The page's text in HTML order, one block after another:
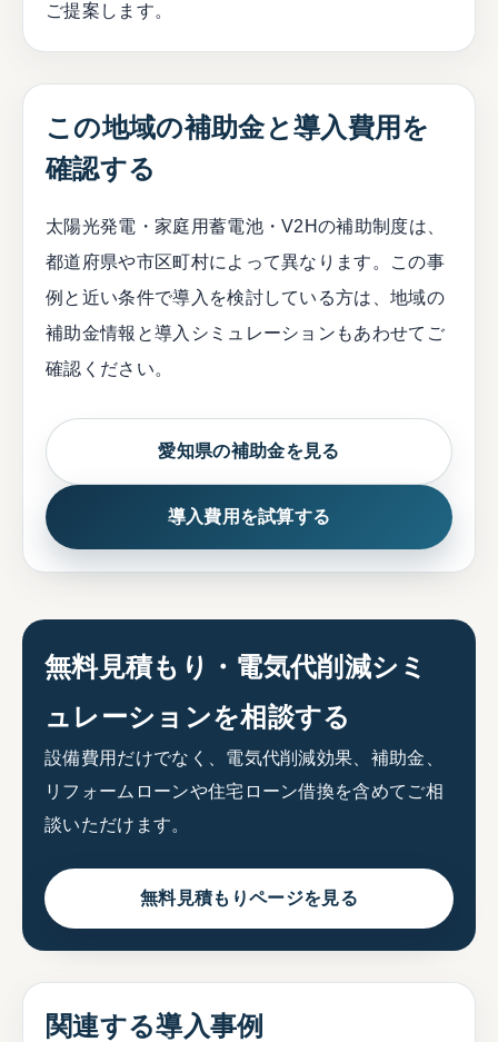
ご提案します。
この地域の補助金と導入費用を
確認する
太陽光発電・家庭用蓄電池・V2Hの補助制度は、
都道府県や市区町村によって異なります。この事
例と近い条件で導入を検討している方は、地域の
補助金情報と導入シミュレーションもあわせてご
確認ください。
愛知県の補助金を見る
導入費用を試算する
無料見積もり・電気代削減シミ
ュレーションを相談する
設備費用だけでなく、電気代削減効果、補助金、
リフォームローンや住宅ローン借換を含めてご相
談いただけます。
無料見積もりページを見る
関連する導入事例